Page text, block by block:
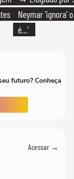
Neymar 'ignora'
é...'
futuro? Conheça
Acessar →